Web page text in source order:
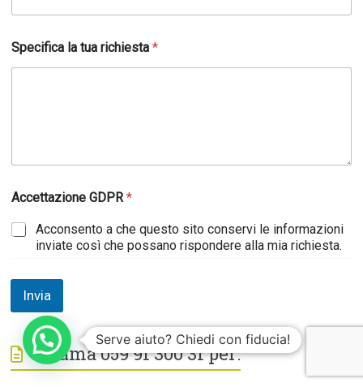
p
e
o
s
s
i
o
o
s
i
a
Specifica la tua richiesta*
Accettazione GDPR*
Acconsento a che questo sito conservi le informazioni
inviate così che possano rispondere alla mia richiesta.
Invia
Chiama 059 91 300 31 per:
Serve aiuto? Chiedi con fiducia!